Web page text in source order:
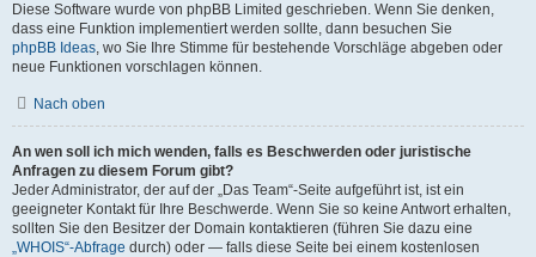
Diese Software wurde von phpBB Limited geschrieben. Wenn Sie denken,
dass eine Funktion implementiert werden sollte, dann besuchen Sie
phpBB Ideas, wo Sie Ihre Stimme für bestehende Vorschläge abgeben oder
neue Funktionen vorschlagen können.
Nach oben
An wen soll ich mich wenden, falls es Beschwerden oder juristische
Anfragen zu diesem Forum gibt?
Jeder Administrator, der auf der „Das Team“-Seite aufgeführt ist, ist ein
geeigneter Kontakt für Ihre Beschwerde. Wenn Sie so keine Antwort erhalten,
sollten Sie den Besitzer der Domain kontaktieren (führen Sie dazu eine
„WHOIS“-Abfrage durch) oder — falls diese Seite bei einem kostenlosen